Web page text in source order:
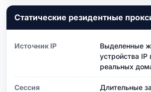
Статические резидентные
Источник IP
Выделенные
устройства
реальных
Сессия
Длительные